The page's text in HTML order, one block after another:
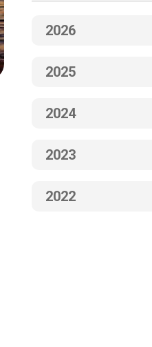
2026
2025
2024
2023
2022